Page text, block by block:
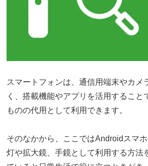
スマートフォンは、通信用端末やカメ
く、搭載機能やアプリを活用すること
ものの代用として利用できます。
そのなかから、ここではAndroidスマ
灯や拡大鏡、手鏡として利用する方法